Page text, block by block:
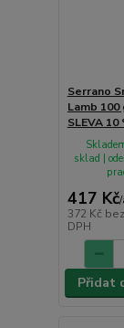
Serrano
Lamb 100
SLEVA 10
417 Kč/
372 Kč bez
DPH
sklad |
Přidat